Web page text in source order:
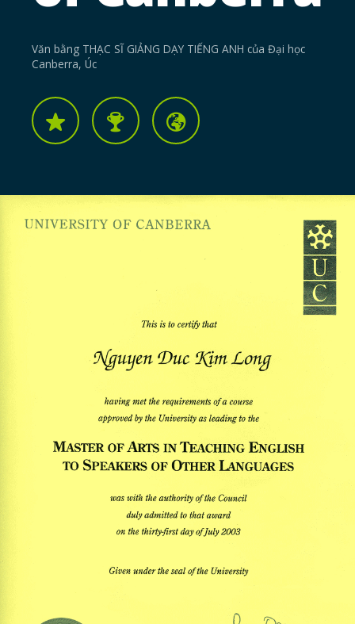
Văn bằng THẠC SĨ GIẢNG DẠY TIẾNG ANH của Đại học
Canberra, Úc